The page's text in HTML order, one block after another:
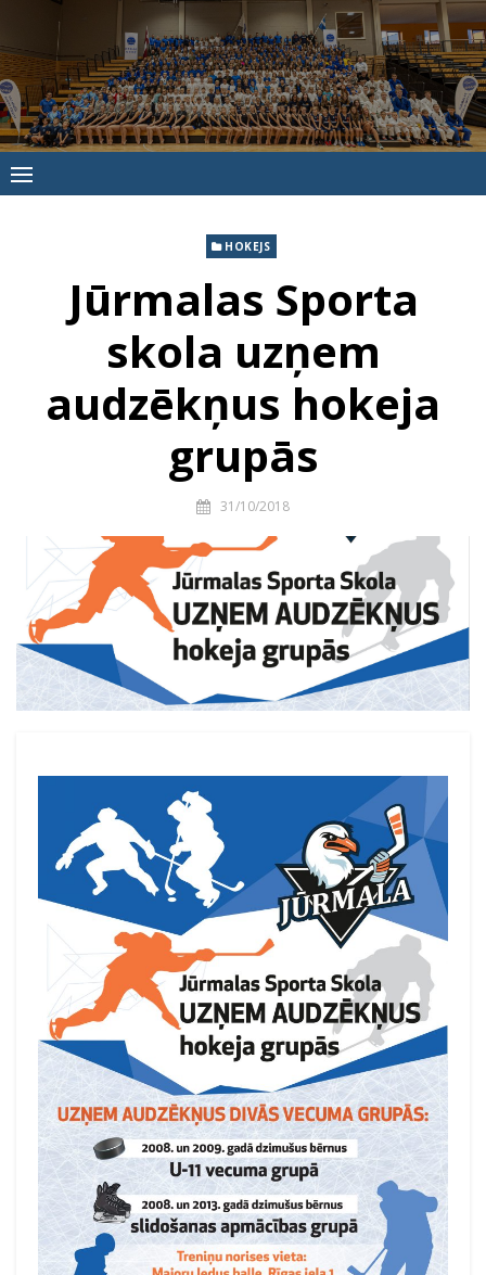
to
content
Jūrmalas
Sporta
skola
HOKEJS
Jūrmalas Sporta
skola uzņem
audzēkņus hokeja
grupās
31/10/2018